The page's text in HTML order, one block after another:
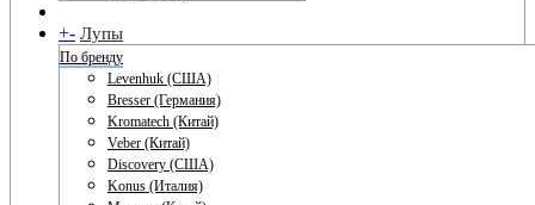
+- Лупы
По бренду
Levenhuk (США)
Bresser (Германия)
Kromatech (Китай)
Veber (Китай)
Discovery (США)
Konus (Италия)